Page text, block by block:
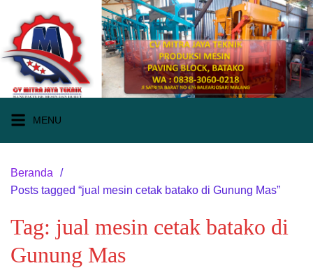
konten
MENU
Beranda
Posts tagged “jual mesin cetak batako di Gunung Mas”
Tag: jual mesin cetak batako di
Gunung Mas